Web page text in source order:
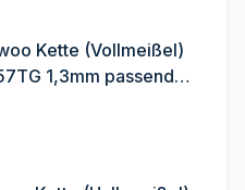
Kette (Vollmeißel)
1,3mm passend
3835